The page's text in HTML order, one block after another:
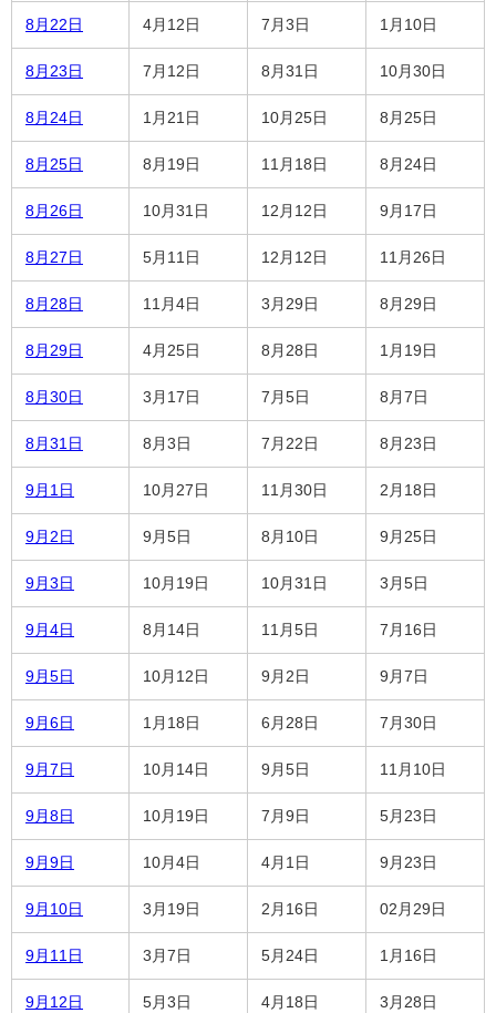
8月22日 4月12日 7月3日 1月10日
8月23日 7月12日 8月31日 10月30日
8月24日 1月21日 10月25日 8月25日
8月25日 8月19日 11月18日 8月24日
8月26日 10月31日 12月12日 9月17日
8月27日 5月11日 12月12日 11月26日
8月28日 11月4日 3月29日 8月29日
8月29日 4月25日 8月28日 1月19日
8月30日 3月17日 7月5日 8月7日
8月31日 8月3日 7月22日 8月23日
9月1日 10月27日 11月30日 2月18日
9月2日 9月5日 8月10日 9月25日
9月3日 10月19日 10月31日 3月5日
9月4日 8月14日 11月5日 7月16日
9月5日 10月12日 9月2日 9月7日
9月6日 1月18日 6月28日 7月30日
9月7日 10月14日 9月5日 11月10日
9月8日 10月19日 7月9日 5月23日
9月9日 10月4日 4月1日 9月23日
9月10日 3月19日 2月16日 02月29日
9月11日 3月7日 5月24日 1月16日
9月12日 5月3日 4月18日 3月28日